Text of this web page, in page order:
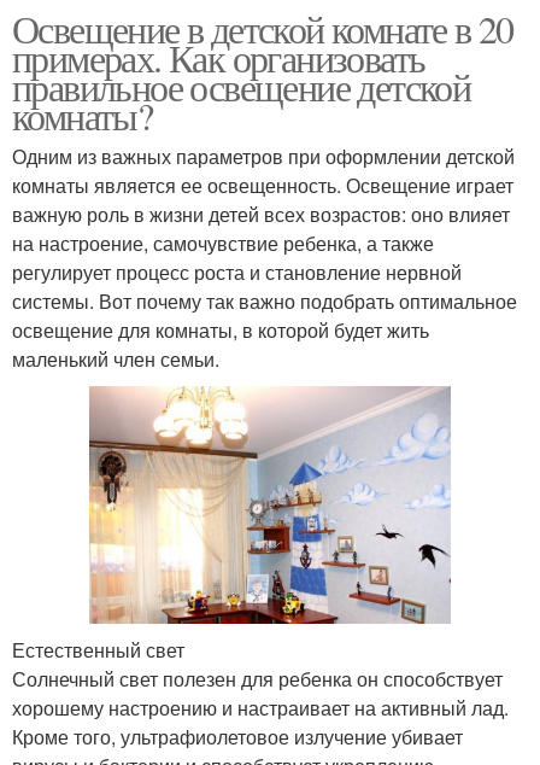
Освещение в детской комнате в 20
примерах. Как организовать
правильное освещение детской
комнаты?
Одним из важных параметров при оформлении детской
комнаты является ее освещенность. Освещение играет
важную роль в жизни детей всех возрастов: оно влияет
на настроение, самочувствие ребенка, а также
регулирует процесс роста и становление нервной
системы. Вот почему так важно подобрать оптимальное
освещение для комнаты, в которой будет жить
маленький член семьи.
Естественный свет
Солнечный свет полезен для ребенка он способствует
хорошему настроению и настраивает на активный лад.
Кроме того, ультрафиолетовое излучение убивает